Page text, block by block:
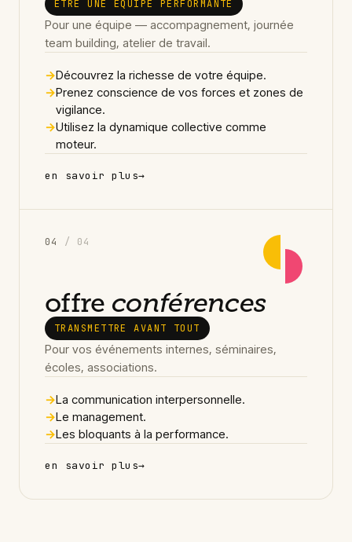
ÊTRE UNE ÉQUIPE PERFORMANTE
Pour une équipe — accompagnement, journée
team building, atelier de travail.
→Découvrez la richesse de votre équipe.
→Prenez conscience de vos forces et zones de
vigilance.
→Utilisez la dynamique collective comme
moteur.
en savoir plus→
04 / 04
offre conférences
TRANSMETTRE AVANT TOUT
Pour vos événements internes, séminaires,
écoles, associations.
→La communication interpersonnelle.
→Le management.
→Les bloquants à la performance.
en savoir plus→